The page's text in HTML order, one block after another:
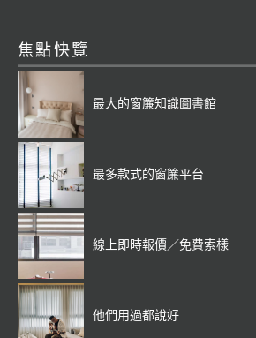
焦點快覽
最大的窗簾知識圖書館
最多款式的窗簾平台
線上即時報價／免費索樣
他們用過都說好